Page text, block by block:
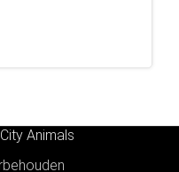
City Animals